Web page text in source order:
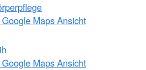
Maps Ansicht
Maps Ansicht